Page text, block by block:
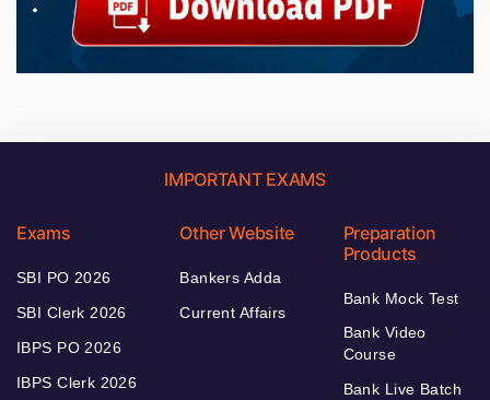
IMPORTANT EXAMS
Exams
SBI PO 2026
SBI Clerk 2026
IBPS PO 2026
IBPS Clerk 2026
Other Website
Bankers Adda
Current Affairs
Preparation
Products
Bank Mock Test
Bank Video
Course
Bank Live Batch